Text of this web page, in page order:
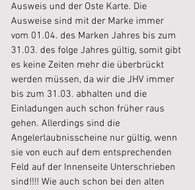
Ausweis und der Oste Karte. Die
Ausweise sind mit der Marke immer
vom 01.04. des Marken Jahres bis zum
31.03. des folge Jahres gültig, somit gibt
es keine Zeiten mehr die überbrückt
werden müssen, da wir die JHV immer
bis zum 31.03. abhalten und die
Einladungen auch schon früher raus
gehen. Allerdings sind die
Angelerlaubnisscheine nur gültig, wenn
sie von euch auf dem entsprechenden
Feld auf der Innenseite Unterschrieben
sind!!!! Wie auch schon bei den alten